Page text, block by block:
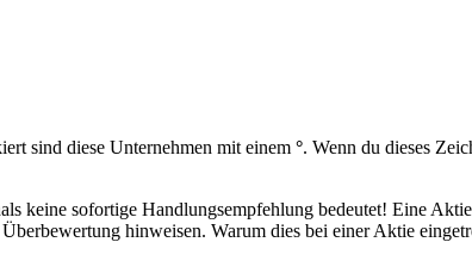
sind diese Unternehmen mit einem °. Wenn du dieses
keine sofortige Handlungsempfehlung bedeutet! Eine
hinweisen. Warum dies bei einer Aktie